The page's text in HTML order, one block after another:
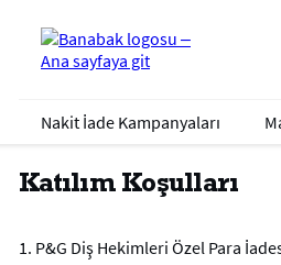
Nakit İade Kampanyaları
Katılım Koşulları
1. P&G Diş Hekimleri Özel Para